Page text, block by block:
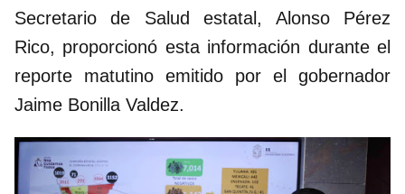
Secretario de Salud estatal, Alonso Pérez
Rico, proporcionó esta información durante el
reporte matutino emitido por el gobernador
Jaime Bonilla Valdez.